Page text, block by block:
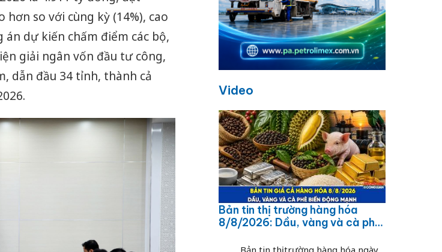
so với cùng kỳ (14%), cao
án dự kiến chấm điểm các bộ,
giải ngân vốn đầu tư công,
dẫn đầu 34 tỉnh, thành cả
Video
Bản tin thị trường hàng hóa
8/8/2026: Dầu, vàng và cà phê
Bản tin thị trường hàng hóa ngày